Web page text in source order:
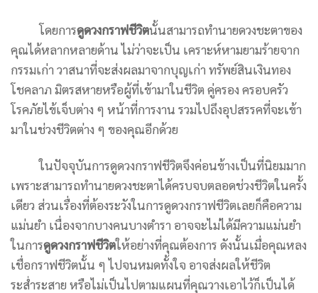
โดยการดูดวงกราฟชีวิตนั้นสามารถทำนายดวงชะตาของ
คุณได้หลากหลายด้าน ไม่ว่าจะเป็น เคราะห์หามยามร้ายจาก
กรรมเก่า วาสนาที่จะส่งผลมาจากบุญเก่า ทรัพย์สินเงินทอง
โชคลาภ มิตรสหายหรือผู้ที่เข้ามาในชีวิต คู่ครอง ครอบครัว
โรคภัยไข้เจ็บต่าง ๆ หน้าที่การงาน รวมไปถึงอุปสรรคที่จะเข้า
มาในช่วงชีวิตต่าง ๆ ของคุณอีกด้วย
ในปัจจุบันการดูดวงกราฟชีวิตจึงค่อนข้างเป็นที่นิยมมาก
เพราะสามารถทำนายดวงชะตาได้ครบจบตลอดช่วงชีวิตในครั้ง
เดียว ส่วนเรื่องที่ต้องระวังในการดูดวงกราฟชีวิตเลยก็คือความ
แม่นยำ เนื่องจากบางคนบางตำรา อาจจะไม่ได้มีความแม่นยำ
ในการดูดวงกราฟชีวิตให้อย่างที่คุณต้องการ ดังนั้นเมื่อคุณหลง
เชื่อกราฟชีวิตนั้น ๆ ไปจนหมดทั้งใจ อาจส่งผลให้ชีวิต
ระส่ำระสาย หรือไม่เป็นไปตามแผนที่คุณวางเอาไว้ก็เป็นได้